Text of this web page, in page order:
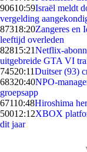
90610:59Israël meldt
vergelding
87318:20Zangeres en
leeftijd overleden
82815:21Netflix-
uitgebreide GTA VI
74520:11Duitser (93)
68320:40NPO-
groepsapp
67110:48Hiroshima
50012:12XBOX
dit jaar